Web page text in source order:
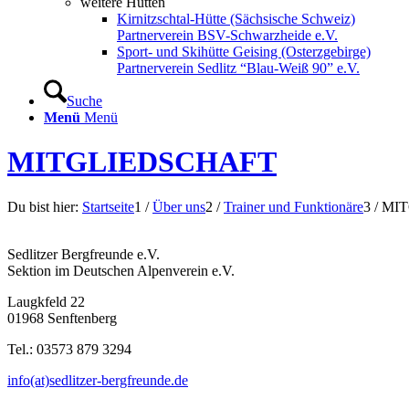
Kirnitzschtal-Hütte (Sächsische Schweiz)
Partnerverein BSV-Schwarzheide e.V.
Sport- und Skihütte Geising (Osterzgebirge)
Partnerverein Sedlitz “Blau-Weiß 90” e.V.
Suche
Menü Menü
MITGLIEDSCHAFT
Du bist hier: Startseite1 / Über uns2 / Trainer und Funktionäre3 /
Sedlitzer Bergfreunde e.V.
Sektion im Deutschen Alpenverein e.V.
Laugkfeld 22
01968 Senftenberg
Tel.: 03573 879 3294
info(at)sedlitzer-bergfreunde.de